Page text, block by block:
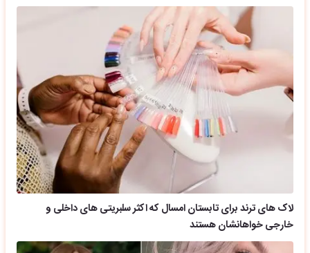
لاک های ترند برای تابستان امسال که اکثر سلبریتی های داخلی و
خارجی خواهانشان هستند